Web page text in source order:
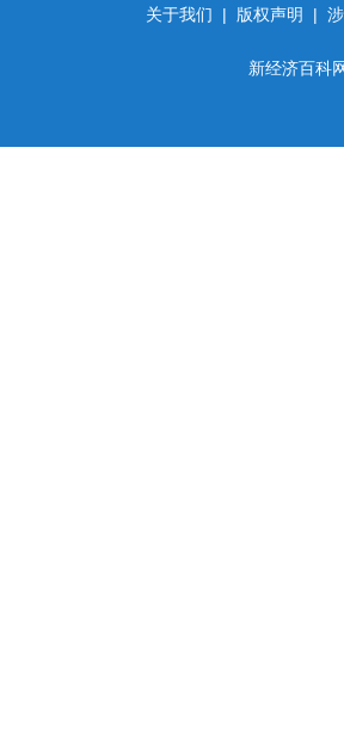
关于我们 | 版权声明 |
新经济百科